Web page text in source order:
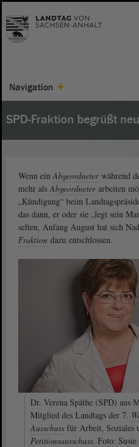
Navigation
SPD-Fraktion begrüßt
Wenn einAbgeordneter während
mehr alsAbgeordneter arbeiten
„Kündigung“ beim
das dann, er oder sie „legt sein
selten, Anfang August hat sich
Fraktion dazu entschlossen.
Dr. Verena Späthe (SPD) aus
Mitglied des Landtags der 7.
Ausschuss für Arbeit, Soziales
Petitionsausschuss. Foto: